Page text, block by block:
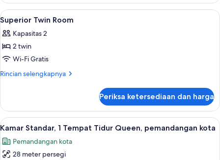
Room
with
City
View
Lihat
semua
foto
untuk
Superior
Twin
Brankas, meja kerja, ruang kerja
4
Superior Twin Room
Kapasitas 2
2 twin
Wi-Fi Gratis
Rincian selengkapnya
Rincian
Superior
Twin
Room
Periksa ketersediaan dan harga
Lihat
semua
foto
untuk
Kamar Standar, 1 Tempat Tidur
5
Kamar Standar, 1 Tempat Tidur Queen, pemandangan kota
Pemandangan kota
28 meter persegi